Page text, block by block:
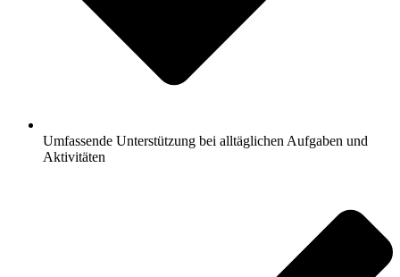
Umfassende Unterstützung bei alltäglichen Aufgaben und
Aktivitäten